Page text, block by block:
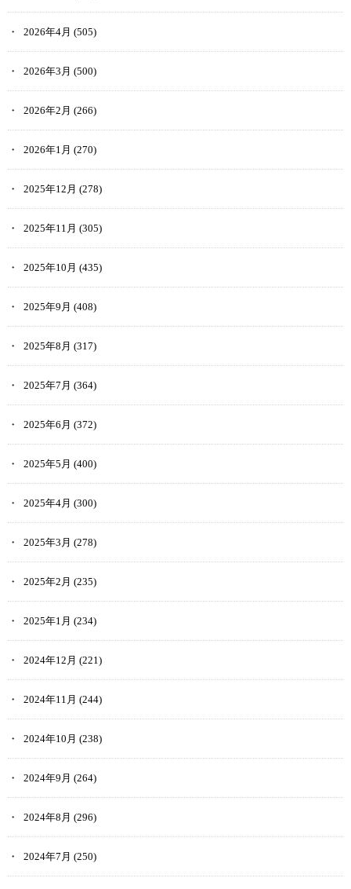
2026年4月 (505)
2026年3月 (500)
2026年2月 (266)
2026年1月 (270)
2025年12月 (278)
2025年11月 (305)
2025年10月 (435)
2025年9月 (408)
2025年8月 (317)
2025年7月 (364)
2025年6月 (372)
2025年5月 (400)
2025年4月 (300)
2025年3月 (278)
2025年2月 (235)
2025年1月 (234)
2024年12月 (221)
2024年11月 (244)
2024年10月 (238)
2024年9月 (264)
2024年8月 (296)
2024年7月 (250)